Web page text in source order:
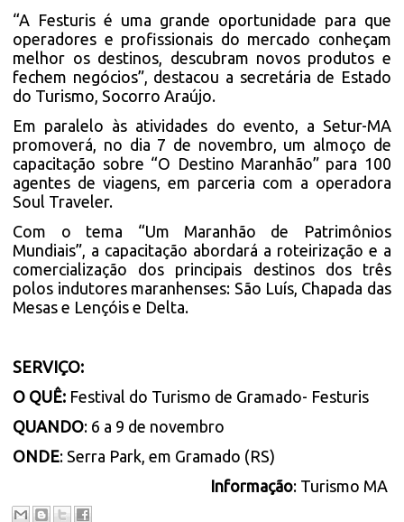
“A Festuris é uma grande oportunidade para que
operadores e profissionais do mercado conheçam
melhor os destinos, descubram novos produtos e
fechem negócios”, destacou a secretária de Estado
do Turismo, Socorro Araújo.
Em paralelo às atividades do evento, a Setur-MA
promoverá, no dia 7 de novembro, um almoço de
capacitação sobre “O Destino Maranhão” para 100
agentes de viagens, em parceria com a operadora
Soul Traveler.
Com o tema “Um Maranhão de Patrimônios
Mundiais”, a capacitação abordará a roteirização e a
comercialização dos principais destinos dos três
polos indutores maranhenses: São Luís, Chapada das
Mesas e Lençóis e Delta.
SERVIÇO:
O QUÊ: Festival do Turismo de Gramado- Festuris
QUANDO: 6 a 9 de novembro
ONDE: Serra Park, em Gramado (RS)
Informação: Turismo MA